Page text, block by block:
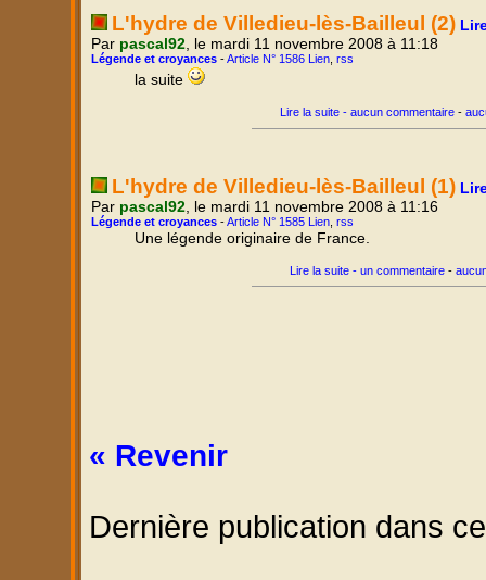
L'hydre de Villedieu-lès-Bailleul (2)
Par pascal92 , le mardi 11 novembre 2008 à 11:18
Légende et croyances -Article N° 1586 Lien rss
la suite
Lire la suite - aucun commentaire -
L'hydre de Villedieu-lès-Bailleul (1)
Par pascal92 , le mardi 11 novembre 2008 à 11:16
Légende et croyances -Article N° 1585 Lien rss
Une légende originaire de France.
Lire la suite - un commentaire -
« Revenir
Dernière publication dans